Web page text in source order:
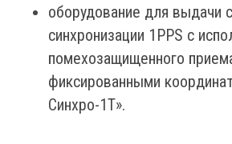
оборудование для выдачи
синхронизации 1PPS с
помехозащищенного
фиксированными
Синхро-1Т».